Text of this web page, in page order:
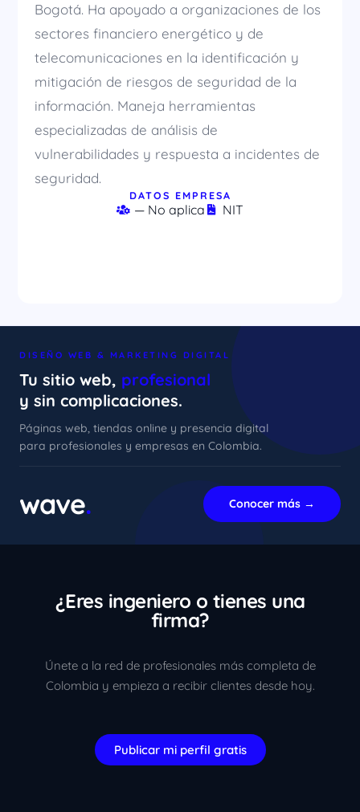
Bogotá. Ha apoyado a organizaciones de los
sectores financiero energético y de
telecomunicaciones en la identificación y
mitigación de riesgos de seguridad de la
información. Maneja herramientas
especializadas de análisis de
vulnerabilidades y respuesta a incidentes de
seguridad.
DATOS EMPRESA
— No aplica NIT
DISEÑO WEB & MARKETING DIGITAL
Tu sitio web, profesional
y sin complicaciones.
Páginas web, tiendas online y presencia digital
para profesionales y empresas en Colombia.
wave. Conocer más →
¿Eres ingeniero o tienes una
firma?
Únete a la red de profesionales más completa de
Colombia y empieza a recibir clientes desde hoy.
Publicar mi perfil gratis
xImenA